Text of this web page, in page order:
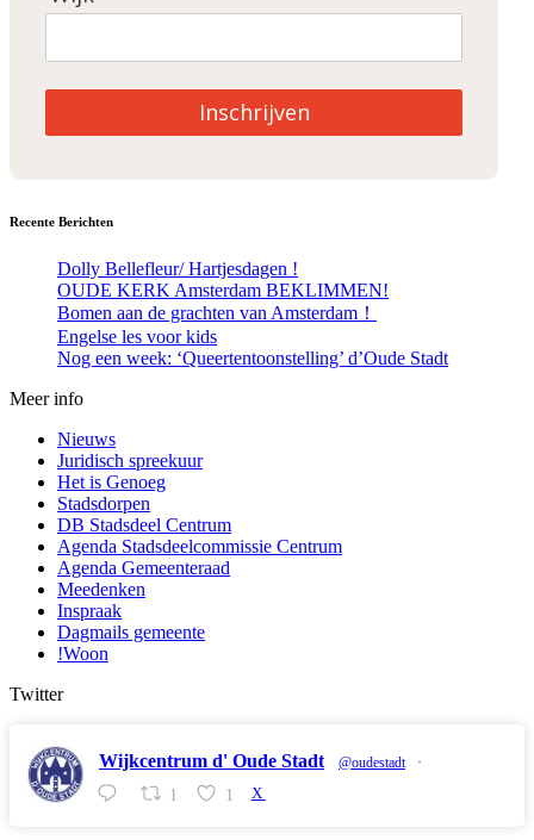
Inschrijven
Recente Berichten
Dolly Bellefleur/ Hartjesdagen !
OUDE KERK Amsterdam BEKLIMMEN!
Bomen aan de grachten van Amsterdam！
Engelse les voor kids
Nog een week: ‘Queertentoonstelling’ d’Oude Stadt
Meer info
Nieuws
Juridisch spreekuur
Het is Genoeg
Stadsdorpen
DB Stadsdeel Centrum
Agenda Stadsdeelcommissie Centrum
Agenda Gemeenteraad
Meedenken
Inspraak
Dagmails gemeente
!Woon
Twitter
Wijkcentrum d' Oude Stadt @oudestadt ·
1 1 X